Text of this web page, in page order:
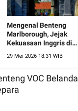
Mengenal Benteng
Marlborough, Jejak
Kekuasaan Inggris di
29 Mei 2026 18:31 WIB
VOC Belanda